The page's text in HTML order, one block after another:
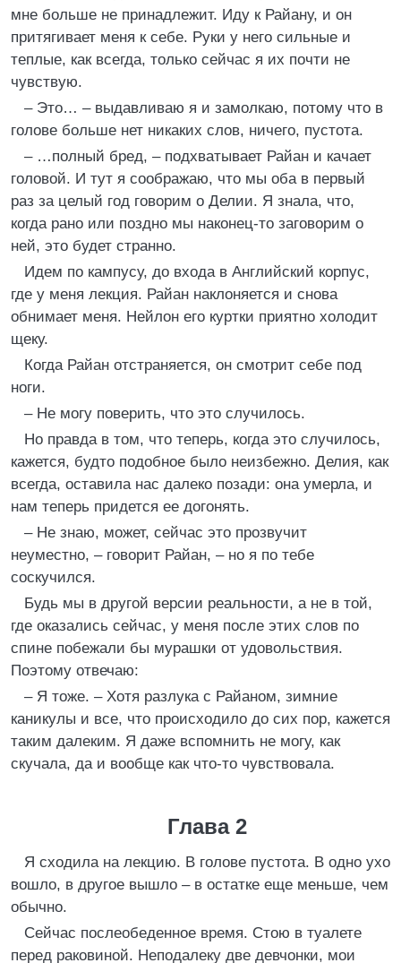
мне больше не принадлежит. Иду к Райану, и он
притягивает меня к себе. Руки у него сильные и
теплые, как всегда, только сейчас я их почти не
чувствую.
– Это… – выдавливаю я и замолкаю, потому что в
голове больше нет никаких слов, ничего, пустота.
– …полный бред, – подхватывает Райан и качает
головой. И тут я соображаю, что мы оба в первый
раз за целый год говорим о Делии. Я знала, что,
когда рано или поздно мы наконец-то заговорим о
ней, это будет странно.
Идем по кампусу, до входа в Английский корпус,
где у меня лекция. Райан наклоняется и снова
обнимает меня. Нейлон его куртки приятно холодит
щеку.
Когда Райан отстраняется, он смотрит себе под
ноги.
– Не могу поверить, что это случилось.
Но правда в том, что теперь, когда это случилось,
кажется, будто подобное было неизбежно. Делия, как
всегда, оставила нас далеко позади: она умерла, и
нам теперь придется ее догонять.
– Не знаю, может, сейчас это прозвучит
неуместно, – говорит Райан, – но я по тебе
соскучился.
Будь мы в другой версии реальности, а не в той,
где оказались сейчас, у меня после этих слов по
спине побежали бы мурашки от удовольствия.
Поэтому отвечаю:
– Я тоже. – Хотя разлука с Райаном, зимние
каникулы и все, что происходило до сих пор, кажется
таким далеким. Я даже вспомнить не могу, как
скучала, да и вообще как что-то чувствовала.
Глава 2
Я сходила на лекцию. В голове пустота. В одно ухо
вошло, в другое вышло – в остатке еще меньше, чем
обычно.
Сейчас послеобеденное время. Стою в туалете
перед раковиной. Неподалеку две девчонки, мои